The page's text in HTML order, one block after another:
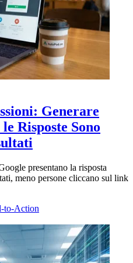
Generare
Risposte Sono
presentano la risposta
meno persone cliccano sul link
to-Action